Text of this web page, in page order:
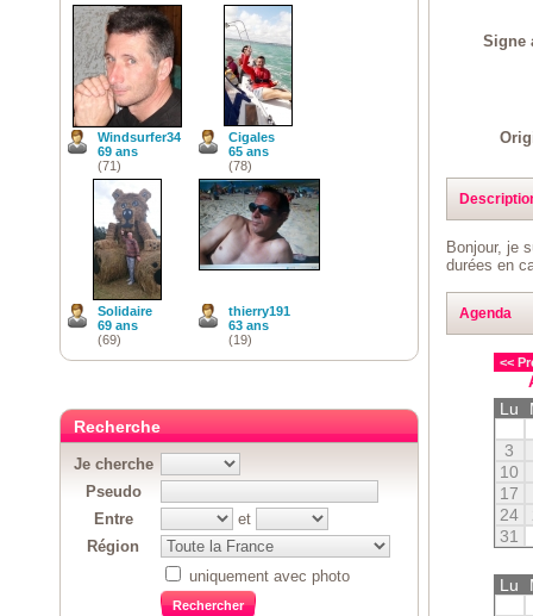
Signe
Bonjour, je
durées en
Agenda
<<
Lu
3
10
17
24
31
Lu
Windsurfer34
69 ans
(71)
Cigales
65 ans
(78)
Solidaire
69 ans
(69)
thierry191
63 ans
(19)
Recherche
Je cherche
Pseudo
Entre
et
Région
uniquement avec photo